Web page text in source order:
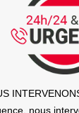
nous